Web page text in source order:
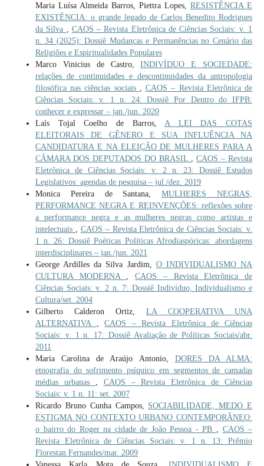
Maria Luísa Almeida Barros, Piettra Lopes,RESISTÊNCIA E
EXISTÊNCIA: o grande legado de Carlos Benedito Rodrigues
da Silva
CAOS – Revista Eletrônica de Ciências Sociais: v. 1
n. 34 (2025): Dossiê Mudanças e Permanências no Cenário das
Religiões e Espiritualidades Populares
Marco Vinicius de Castro,INDIVÍDUO E SOCIEDADE:
relações de continuidades e descontinuidades da antropologia
filosófica nas ciências sociais
,CAOS – Revista Eletrônica de
Ciências Sociais: v. 1 n. 24: Dossiê Por Dentro do IFPB:
conhecer e expressar – jan./jun. 2020
Laís Tojal Coelho de Barros, A LEI DAS COTAS
ELEITORAIS DE GÊNERO E SUA INFLUÊNCIA NA
CANDIDATURA E NA ELEIÇÃO DE MULHERES PARA A
CÂMARA DOS DEPUTADOS DO BRASIL
,CAOS – Revista
Eletrônica de Ciências Sociais: v. 2 n. 23: Dossiê Estudos
Legislativos: agendas de pesquisa – jul./dez. 2019
Monica Pereira de Santana,MULHERES NEGRAS,
PERFORMANCE NEGRA E REINVENÇÕES: reflexões sobre
a performance negra e as mulheres negras como artistas e
intelectuais
CAOS – Revista Eletrônica de Ciências Sociais: v.
1 n. 26: Dossiê Poéticas Políticas Afrodiaspóricas: abordagens
interdisciplinares – jan./jun. 2021
George Ardilles da Silva Jardim, O INDIVIDUALISMO NA
CULTURA MODERNA
,CAOS – Revista Eletrônica de
Ciências Sociais: v. 2 n. 7: Dossiê Indivíduo, Individualismo e
Cultura/set. 2004
Gilberto Calderon Ortiz,LA COOPERATIVA UNA
ALTERNATIVA
,CAOS – Revista Eletrônica de Ciências
Sociais: v. 1 n. 17: Dossiê Avaliação de Políticas Sociais/abr.
2011
Maria Carolina de Araújo Antonio, DORES DA ALMA:
etnografia do sofrimento psíquico em segmentos de camadas
médias urbanas
CAOS – Revista Eletrônica de Ciências
Sociais: v. 1 n. 11: set. 2007
Ricardo Bruno Cunha Campos, SOCIABILIDADE, MEDO E
ESTIGMA NO CONTEXTO URBANO CONTEMPORÂNEO:
o bairro do Roger na cidade de João Pessoa - PB
CAOS –
Revista Eletrônica de Ciências Sociais: v. 1 n. 13: Prêmio
Florestan Fernandes/mar. 2009